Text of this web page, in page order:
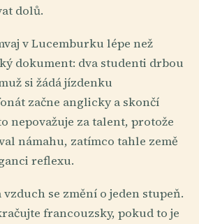
dolů.
v Lucemburku lépe než
dokument: dva studenti drbou
si žádá jízdenku
začne anglicky a skončí
nepovažuje za talent, protože
námahu, zatímco tahle země
reflexu.
vzduch se změní o jeden stupeň.
francouzsky, pokud to je